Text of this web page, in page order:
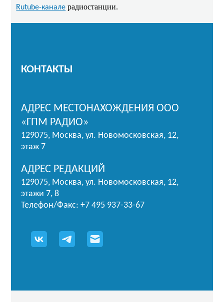
Rutube-канале радиостанции.
КОНТАКТЫ
АДРЕС МЕСТОНАХОЖДЕНИЯ ООО
«ГПМ РАДИО»
129075, Москва, ул. Новомосковская, 12,
этаж 7
АДРЕС РЕДАКЦИЙ
129075, Москва, ул. Новомосковская, 12,
этажи 7, 8
Телефон/Факс: +7 495 937-33-67